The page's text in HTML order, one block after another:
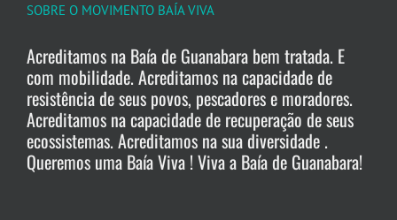
SOBRE O MOVIMENTO BAÍA VIVA
Acreditamos na Baía de Guanabara bem tratada. E
com mobilidade. Acreditamos na capacidade de
resistência de seus povos, pescadores e moradores.
Acreditamos na capacidade de recuperação de seus
ecossistemas. Acreditamos na sua diversidade .
Queremos uma Baía Viva ! Viva a Baía de Guanabara!